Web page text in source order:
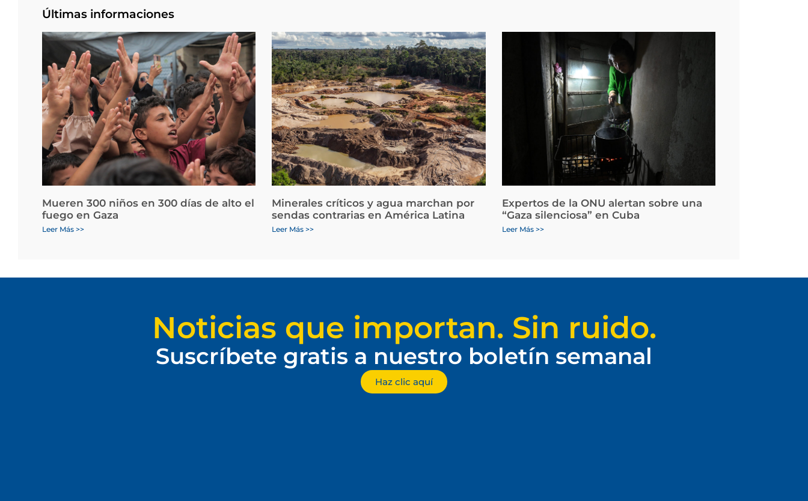
Últimas informaciones
Mueren 300 niños en 300 días de alto el
fuego en Gaza
Leer Más >>
Minerales críticos y agua marchan por
sendas contrarias en América Latina
Leer Más >>
Expertos de la ONU alertan sobre una
“Gaza silenciosa” en Cuba
Leer Más >>
Noticias que importan. Sin ruido.
Suscríbete gratis a nuestro boletín semanal
Haz clic aquí